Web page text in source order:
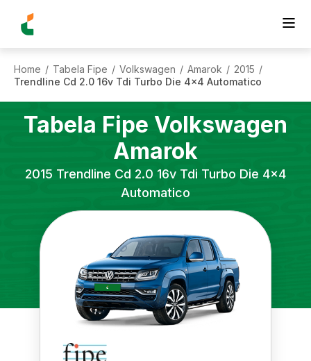
Home / Tabela Fipe / Volkswagen / Amarok / 2015 /
Trendline Cd 2.0 16v Tdi Turbo Die 4x4 Automatico
Tabela Fipe Volkswagen
Amarok
2015 Trendline Cd 2.0 16v Tdi Turbo Die 4x4
Automatico